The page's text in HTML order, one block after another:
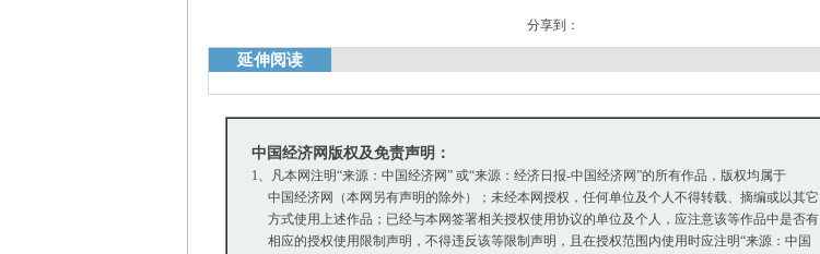
分享到：
延伸阅读
中国经济网版权及免责声明：
1、凡本网注明“来源：中国经济网” 或“来源：经济日报-中国经济网”的所有作品，版权均属于
中国经济网（本网另有声明的除外）；未经本网授权，任何单位及个人不得转载、摘编或以其它
方式使用上述作品；已经与本网签署相关授权使用协议的单位及个人，应注意该等作品中是否有
相应的授权使用限制声明，不得违反该等限制声明，且在授权范围内使用时应注明“来源：中国